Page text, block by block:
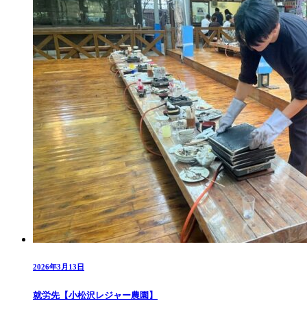
2026年3月13日
就労先【小松沢レジャー農園】